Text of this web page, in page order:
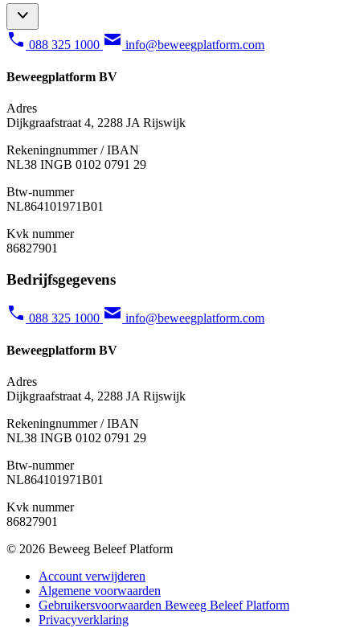
088 325 1000 info@beweegplatform.com
Beweegplatform BV
Adres
Dijkgraafstraat 4, 2288 JA Rijswijk
Rekeningnummer / IBAN
NL38 INGB 0102 0791 29
Btw-nummer
NL864101971B01
Kvk nummer
86827901
Bedrijfsgegevens
088 325 1000 info@beweegplatform.com
Beweegplatform BV
Adres
Dijkgraafstraat 4, 2288 JA Rijswijk
Rekeningnummer / IBAN
NL38 INGB 0102 0791 29
Btw-nummer
NL864101971B01
Kvk nummer
86827901
© 2026 Beweeg Beleef Platform
Account verwijderen
Algemene voorwaarden
Gebruikersvoorwaarden Beweeg Beleef Platform
Privacyverklaring